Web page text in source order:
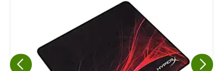
A nossa empresa está comprometida a proteger e respeitar
sua privacidade, utilizaremos seus dados apenas para fins
de marketing. Você pode alterar suas preferências a
qualquer momento.
Iniciar conversa